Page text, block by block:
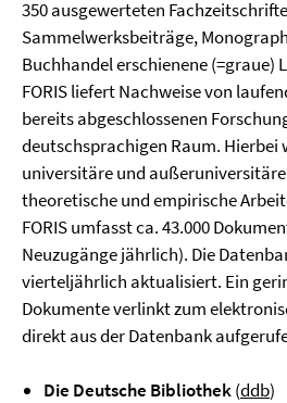
350 ausgewerteten
Sammelwerksbeiträge,
Buchhandel erschienene (=graue)
FORIS liefert Nachweise von
bereits abgeschlossenen
deutschsprachigen Raum. Hierbei
universitäre und
theoretische und empirische
FORIS umfasst ca. 43.000
Neuzugänge jährlich). Die
vierteljährlich aktualisiert. Ein
Dokumente verlinkt zum
direkt aus der Datenbank
Die Deutsche Bibliothek(ddb)